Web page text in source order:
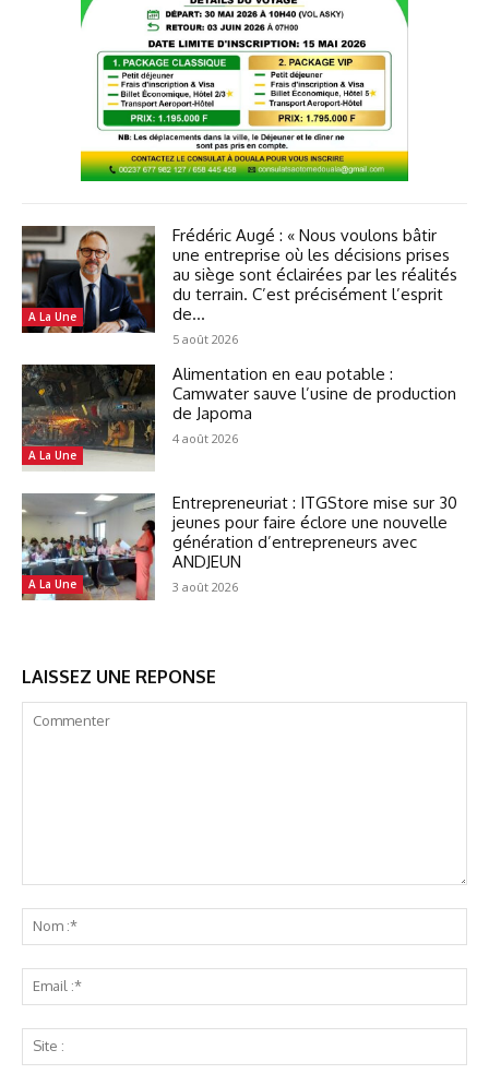
A La Une
Frédéric Augé : « Nous voulons bâtir
une entreprise où les décisions prises
au siège sont éclairées par les réalités
du terrain. C’est précisément l’esprit
de...
5 août 2026
A La Une
Alimentation en eau potable :
Camwater sauve l’usine de production
de Japoma
4 août 2026
A La Une
Entrepreneuriat : ITGStore mise sur 30
jeunes pour faire éclore une nouvelle
génération d’entrepreneurs avec
ANDJEUN
3 août 2026
LAISSEZ UNE REPONSE
:*
:*
: